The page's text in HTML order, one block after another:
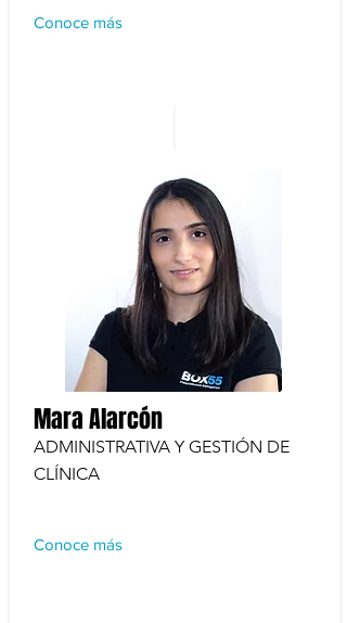
Conoce más
Mara Alarcón
ADMINISTRATIVA Y GESTIÓN DE
CLÍNICA
Conoce más